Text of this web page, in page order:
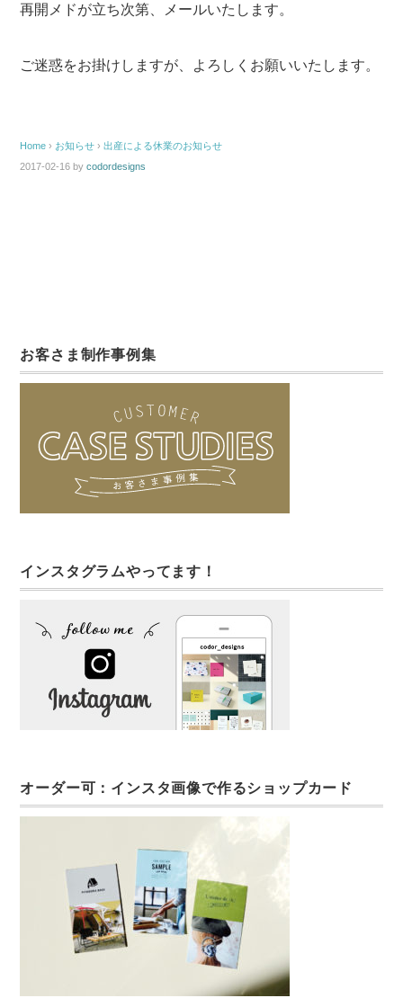
再開メドが立ち次第、メールいたします。
ご迷惑をお掛けしますが、よろしくお願いいたします。
Home › お知らせ ›出産による休業のお知らせ
2017-02-16 bycodordesigns
お客さま制作事例集
インスタグラムやってます！
オーダー可：インスタ画像で作るショップカード